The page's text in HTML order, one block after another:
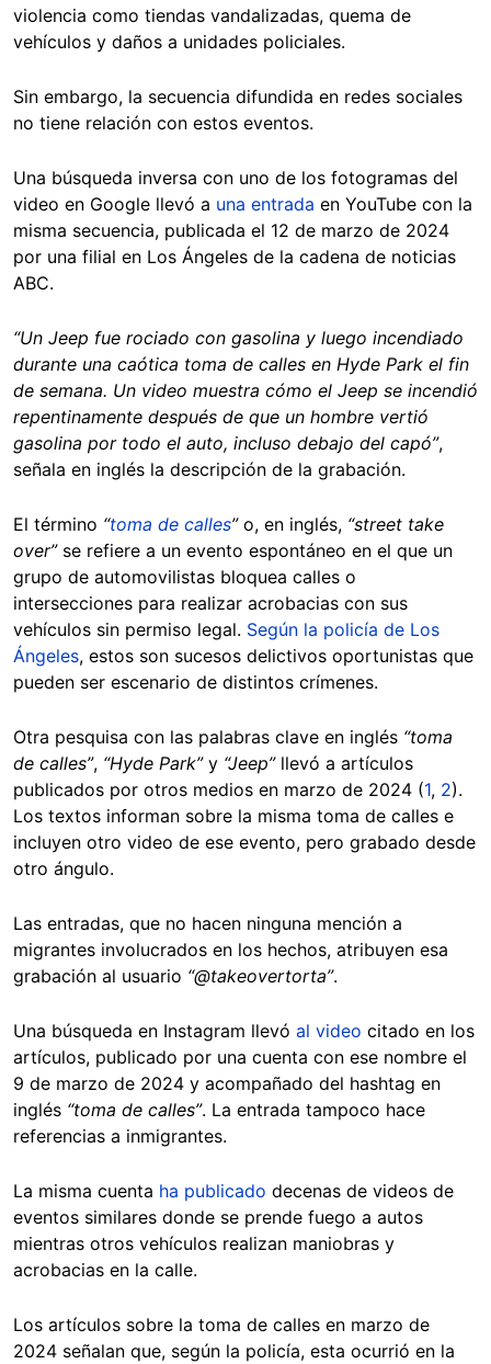
violencia como tiendas vandalizadas, quema de
vehículos y daños a unidades policiales.
Sin embargo, la secuencia difundida en redes sociales
no tiene relación con estos eventos.
Una búsqueda inversa con uno de los fotogramas del
video en Google llevó a una entrada en YouTube con la
misma secuencia, publicada el 12 de marzo de 2024
por una filial en Los Ángeles de la cadena de noticias
ABC.
“Un Jeep fue rociado con gasolina y luego incendiado
durante una caótica toma de calles en Hyde Park el fin
de semana. Un video muestra cómo el Jeep se incendió
repentinamente después de que un hombre vertió
gasolina por todo el auto, incluso debajo del capó”,
señala en inglés la descripción de la grabación.
El término “toma de calles”o, en inglés, “street take
over”se refiere a un evento espontáneo en el que un
grupo de automovilistas bloquea calles o
intersecciones para realizar acrobacias con sus
vehículos sin permiso legal. Según la policía de Los
Ángeles, estos son sucesos delictivos oportunistas que
pueden ser escenario de distintos crímenes.
Otra pesquisa con las palabras clave en inglés “toma
de calles”, “Hyde Park”y “Jeep”llevó a artículos
publicados por otros medios en marzo de 2024 (1, 2).
Los textos informan sobre la misma toma de calles e
incluyen otro video de ese evento, pero grabado desde
otro ángulo.
Las entradas, que no hacen ninguna mención a
migrantes involucrados en los hechos, atribuyen esa
grabación al usuario “@takeovertorta”.
Una búsqueda en Instagram llevó al video citado en los
artículos, publicado por una cuenta con ese nombre el
9 de marzo de 2024 y acompañado del hashtag en
inglés “toma de calles”. La entrada tampoco hace
referencias a inmigrantes.
La misma cuenta ha publicado decenas de videos de
eventos similares donde se prende fuego a autos
mientras otros vehículos realizan maniobras y
acrobacias en la calle.
Los artículos sobre la toma de calles en marzo de
2024 señalan que, según la policía, esta ocurrió en la